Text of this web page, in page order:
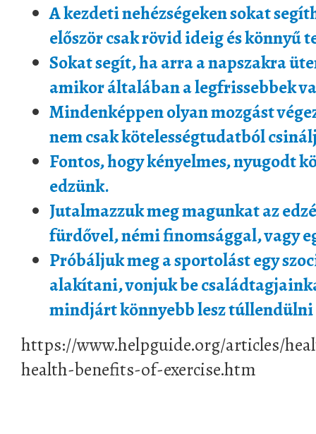
A kezdeti nehézségeken sokat
először csak rövid ideig és könnyű
Sokat segít, ha arra a napszakra
amikor általában a legfrissebbek
Mindenképpen olyan mozgást
nem csak kötelességtudatból
Fontos, hogy kényelmes, nyugodt
edzünk.
Jutalmazzuk meg magunkat az
fürdővel, némi finomsággal, vagy
Próbáljuk meg a sportolást egy
alakítani, vonjuk be
mindjárt könnyebb lesz túllendülni
https://www.helpguide.org/articles/
health-benefits-of-exercise.htm